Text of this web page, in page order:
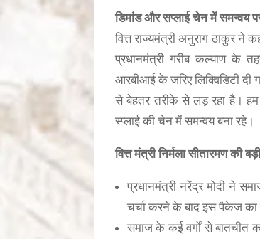
डिमांड और सप्लाई चेन में समन्वय
वित्त राज्यमंत्री अनुराग ठाकुर
प्रधानमंत्री गरीब कल्याण के
आरबीआई के जरिए लिक्विडिटी दी
से बेहतर तरीके से लड़ रहा है। हम
स्प्लाई की चेन में समन्वय बना रहे।
वित्त मंत्री निर्मला सीतारमण की
प्रधानमंत्री नरेंद्र मोदी ने
चर्चा करने के बाद इस पैकेज का
समाज के कई वर्गों से बातचीत
में णमो अरिहंताणं
मिशन के तहत 96,000 से अधिक लोगों को योग